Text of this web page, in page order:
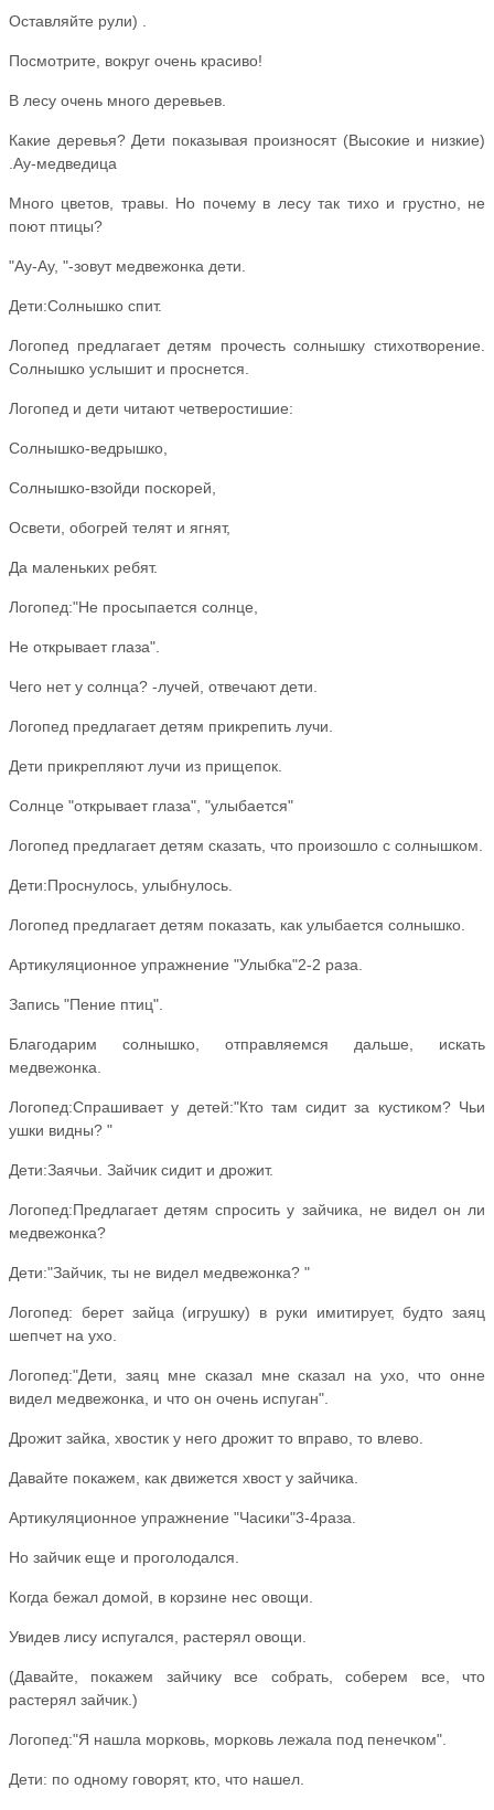
Оставляйте рули) .
Посмотрите, вокруг очень красиво!
В лесу очень много деревьев.
Какие деревья? Дети показывая произносят (Высокие и низкие)
.Ау-медведица
Много цветов, травы. Но почему в лесу так тихо и грустно, не
поют птицы?
"Ау-Ау, "-зовут медвежонка дети.
Дети:Солнышко спит.
Логопед предлагает детям прочесть солнышку стихотворение.
Солнышко услышит и проснется.
Логопед и дети читают четверостишие:
Солнышко-ведрышко,
Солнышко-взойди поскорей,
Освети, обогрей телят и ягнят,
Да маленьких ребят.
Логопед:"Не просыпается солнце,
Не открывает глаза".
Чего нет у солнца? -лучей, отвечают дети.
Логопед предлагает детям прикрепить лучи.
Дети прикрепляют лучи из прищепок.
Солнце "открывает глаза", "улыбается"
Логопед предлагает детям сказать, что произошло с солнышком.
Дети:Проснулось, улыбнулось.
Логопед предлагает детям показать, как улыбается солнышко.
Артикуляционное упражнение "Улыбка"2-2 раза.
Запись "Пение птиц".
Благодарим солнышко, отправляемся дальше, искать
медвежонка.
Логопед:Спрашивает у детей:"Кто там сидит за кустиком? Чьи
ушки видны? "
Дети:Заячьи. Зайчик сидит и дрожит.
Логопед:Предлагает детям спросить у зайчика, не видел он ли
медвежонка?
Дети:"Зайчик, ты не видел медвежонка? "
Логопед: берет зайца (игрушку) в руки имитирует, будто заяц
шепчет на ухо.
Логопед:"Дети, заяц мне сказал мне сказал на ухо, что онне
видел медвежонка, и что он очень испуган".
Дрожит зайка, хвостик у него дрожит то вправо, то влево.
Давайте покажем, как движется хвост у зайчика.
Артикуляционное упражнение "Часики"3-4раза.
Но зайчик еще и проголодался.
Когда бежал домой, в корзине нес овощи.
Увидев лису испугался, растерял овощи.
(Давайте, покажем зайчику все собрать, соберем все, что
растерял зайчик.)
Логопед:"Я нашла морковь, морковь лежала под пенечком".
Дети: по одному говорят, кто, что нашел.